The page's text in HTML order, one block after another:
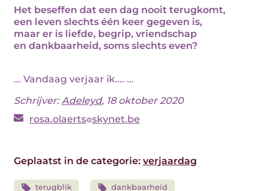
Het beseffen dat een dag nooit terugkomt,
een leven slechts één keer gegeven is,
maar er is liefde, begrip, vriendschap
en dankbaarheid, soms slechts even?
... Vandaag verjaar ik.... ...
Schrijver:Adeleyd, 18 oktober 2020
rosa.olaerts skynet.be
Geplaatst in de categorie: verjaardag
terugblik dankbaarheid